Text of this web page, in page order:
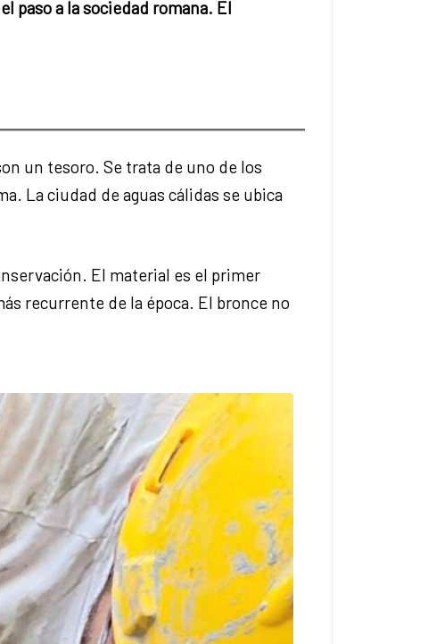
paso a la sociedad romana. El
un tesoro. Se trata de uno de los
La ciudad de aguas cálidas se ubica
El material es el primer
recurrente de la época. El bronce no